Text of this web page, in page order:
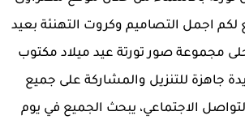
لكم اجمل التصاميم وكروت التهنئة بعيد
مجموعة صور تورتة عيد ميلاد مكتوب
جاهزة للتنزيل والمشاركة على جميع
الاجتماعي، يبحث الجميع في يوم